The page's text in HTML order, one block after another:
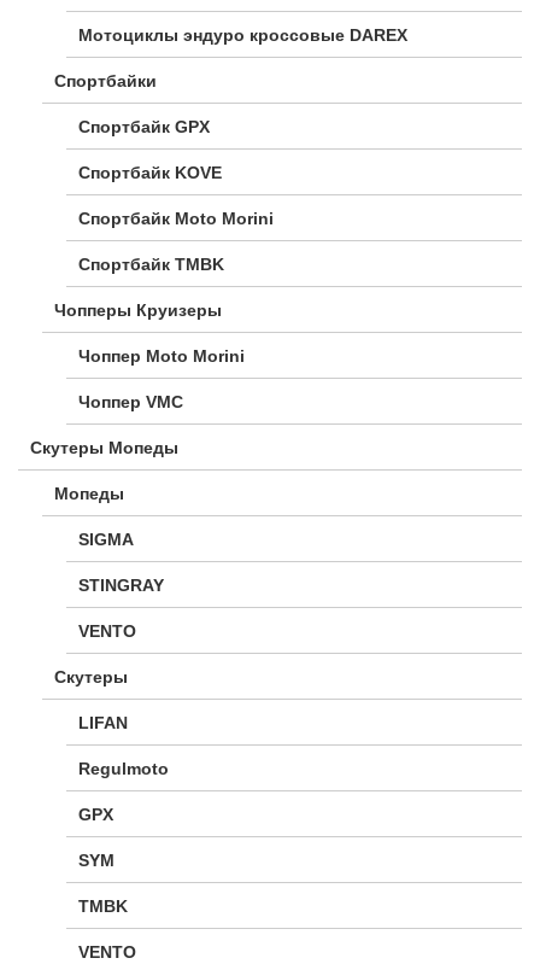
Мотоциклы эндуро кроссовые DAREX
Спортбайки
Спортбайк GPX
Спортбайк KOVE
Спортбайк Moto Morini
Спортбайк TMBK
Чопперы Круизеры
Чоппер Moto Morini
Чоппер VMC
Скутеры Мопеды
Мопеды
SIGMA
STINGRAY
VENTO
Скутеры
LIFAN
Regulmoto
GPX
SYM
TMBK
VENTO